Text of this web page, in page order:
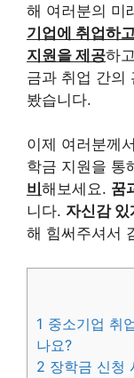
해 여러분의 미
기업에 취업하
지원을 제공하
금과 취업 간의
봤습니다.
이제 여러분께
학금 지원을 통
비 해보세요. 꿈
니다. 자신감
해 힘써주셔서
1 중소기업 취
나요?
2 장학금 신청